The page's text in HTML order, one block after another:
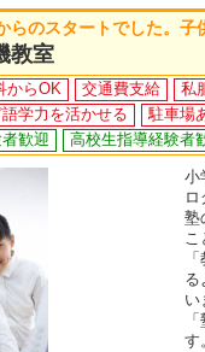
らのスタートでした。子
教室
からOK 交通費支給 私
学力を活かせる 駐車場
歓迎 高校生指導経験者
小
ロ
塾
こ
る
い
す